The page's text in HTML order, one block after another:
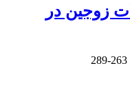
زوجین در
263-289